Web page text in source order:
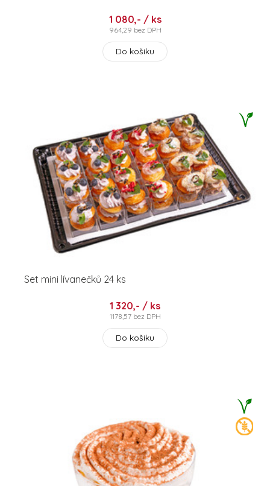
1 080,- / ks
964,29 bez DPH
Do košíku
Set mini lívanečků 24 ks
1 320,- / ks
1178,57 bez DPH
Do košíku